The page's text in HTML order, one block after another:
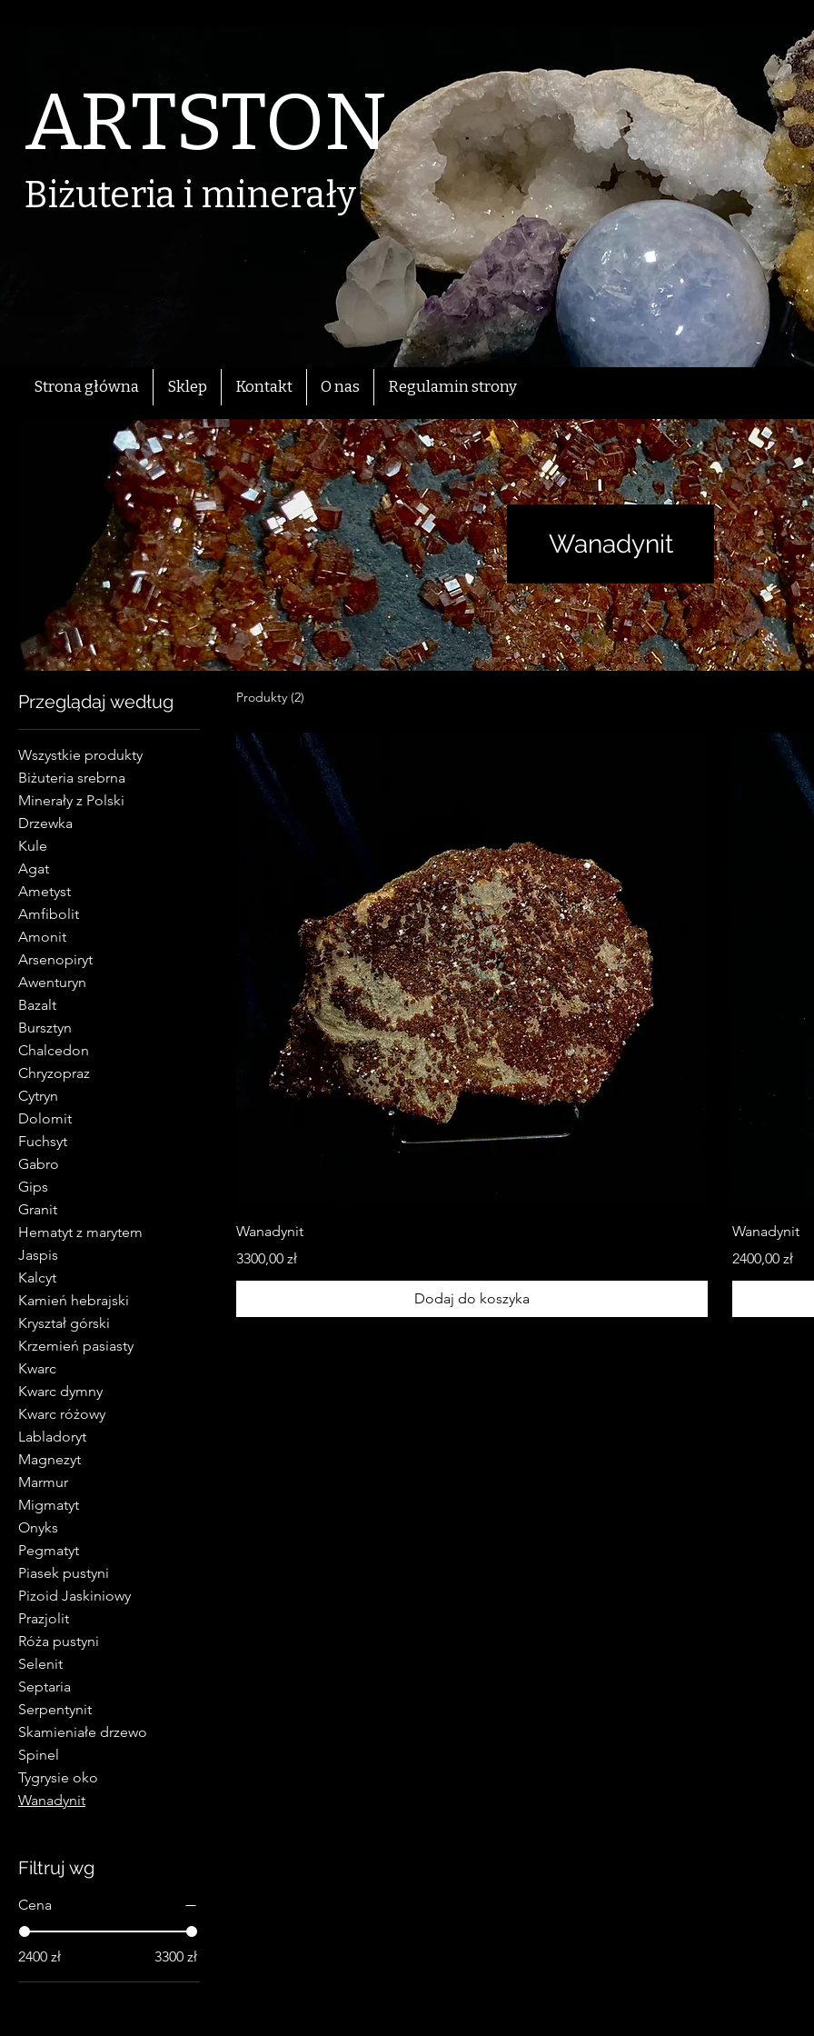
ARTSTON
Biżuteria i minerały
Strona główna Sklep Kontakt O nas Regulamin strony
Wanadynit
Przeglądaj według
Wszystkie produkty
Biżuteria srebrna
Minerały z Polski
Drzewka
Kule
Agat
Ametyst
Amfibolit
Amonit
Arsenopiryt
Awenturyn
Bazalt
Bursztyn
Chalcedon
Chryzopraz
Cytryn
Dolomit
Fuchsyt
Gabro
Gips
Granit
Hematyt z marytem
Jaspis
Kalcyt
Kamień hebrajski
Kryształ górski
Krzemień pasiasty
Kwarc
Kwarc dymny
Kwarc różowy
Labladoryt
Magnezyt
Marmur
Migmatyt
Onyks
Pegmatyt
Piasek pustyni
Pizoid Jaskiniowy
Prazjolit
Róża pustyni
Selenit
Septaria
Serpentynit
Skamieniałe drzewo
Spinel
Tygrysie oko
Wanadynit
Filtruj wg
Cena
2400 zł 3300 zł
Produkty (2)
Wanadynit
Cena
3300,00 zł
Dodaj do koszyka
Wanadynit
Cena
2400,00 zł